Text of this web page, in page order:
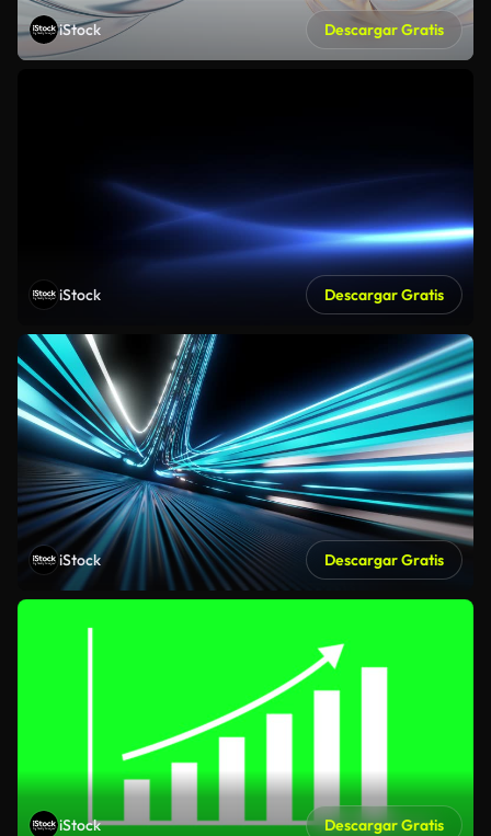
iStock Descargar Gratis
iStock Descargar Gratis
iStock Descargar Gratis
iStock Descargar Gratis